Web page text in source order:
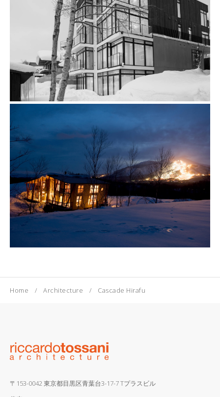
Home Architecture Cascade Hirafu
〒153-0042 東京都目黒区青葉台3-17-7 Tプラスビル